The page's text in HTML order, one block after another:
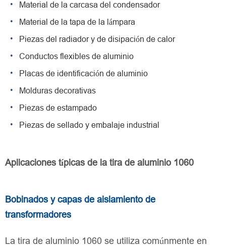
Material de la carcasa del condensador
Material de la tapa de la lámpara
Piezas del radiador y de disipación de calor
Conductos flexibles de aluminio
Placas de identificación de aluminio
Molduras decorativas
Piezas de estampado
Piezas de sellado y embalaje industrial
Aplicaciones típicas de la tira de aluminio 1060
Bobinados y capas de aislamiento de
transformadores
La tira de aluminio 1060 se utiliza comúnmente en